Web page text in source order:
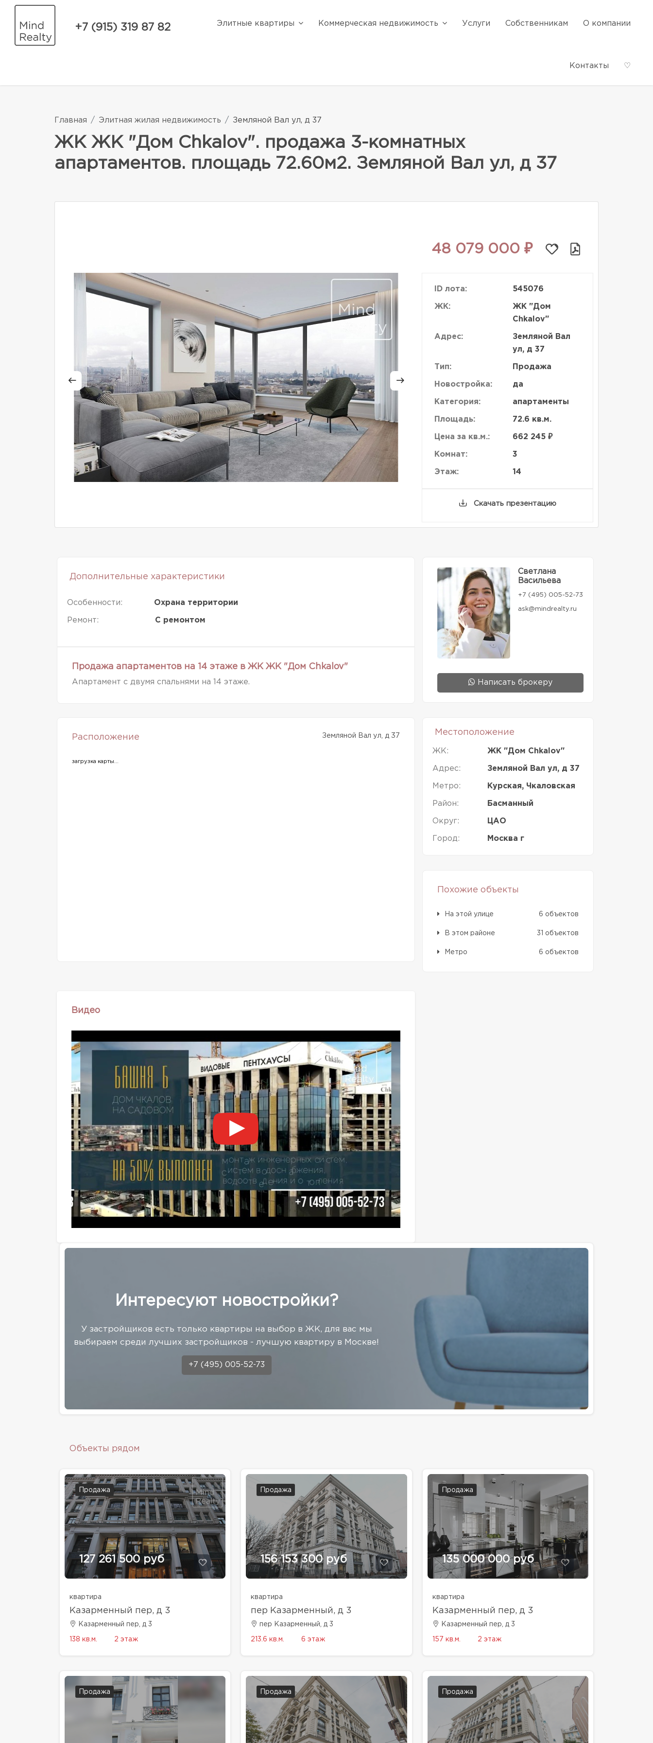
+7 (915) 319 87 82 Элитные квартиры Коммерческая недвижимость Услуги Собственникам О компании
Контакты ♡
Главная Элитная жилая недвижимость Земляной Вал ул, д 37
ЖК ЖК "Дом Chkalov". продажа 3-комнатных
апартаментов. площадь 72.60м2. Земляной Вал ул, д 37
48 079 000 ₽
ID лота: 545076
ЖК:
ЖК "Дом
Chkalov"
Адрес:
Земляной Вал
ул, д 37
Тип: Продажа
Новостройка: да
Категория: апартаменты
Площадь: 72.6 кв.м.
Цена за кв.м.: 662 245 ₽
Комнат: 3
Этаж: 14
Скачать презентацию
Дополнительные характеристики
Особенности: Охрана территории
Ремонт: С ремонтом
Продажа апартаментов на 14 этаже в ЖК ЖК "Дом Chkalov"
Апартамент с двумя спальнями на 14 этаже.
Светлана
Васильева
+7 (495) 005-52-73
ask@mindrealty.ru
Написать брокеру
Расположение Земляной Вал ул, д 37
загрузка карты...
Видео
Местоположение
ЖК: ЖК "Дом Chkalov"
Адрес: Земляной Вал ул, д 37
Метро: Курская, Чкаловская
Район: Басманный
Округ: ЦАО
Город: Москва г
Похожие объекты
На этой улице 6 объектов
В этом районе 31 объектов
Метро 6 объектов
Интересуют новостройки?
У застройщиков есть только квартиры на выбор в ЖК, для вас мы
выбираем среди лучших застройщиков - лучшую квартиру в Москве!
+7 (495) 005-52-73
Объекты рядом
Продажа
127 261 500 руб
квартира
Казарменный пер, д 3
Казарменный пер, д 3
138 кв.м. 2 этаж
Продажа
156 153 300 руб
квартира
пер Казарменный, д 3
пер Казарменный, д 3
213.6 кв.м. 6 этаж
Продажа
135 000 000 руб
квартира
Казарменный пер, д 3
Казарменный пер, д 3
157 кв.м. 2 этаж
Продажа Продажа Продажа